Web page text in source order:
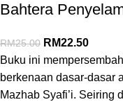
Bahtera
RM25.00 RM22.50
Buku ini
berkenaan dasar-dasar
Mazhab Syafi’i. Seiring